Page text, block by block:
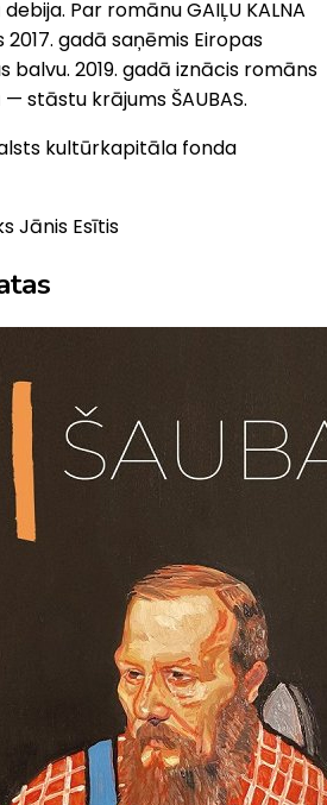
Par romānu GAIĻU KALNA
2017. gadā saņēmis Eiropas
balvu. 2019. gadā iznācis romāns
— stāstu krājums ŠAUBAS.
kultūrkapitāla fonda
Jānis Esītis